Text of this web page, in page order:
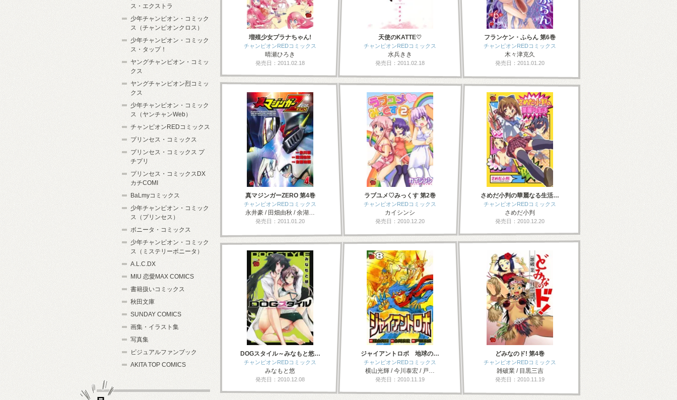
増殖少女プラナちゃん!
チャンピオンREDコミックス
晴瀬ひろき
発売日：2011.02.18
天使のKATTE♡
チャンピオンREDコミックス
水兵きき
発売日：2011.02.18
フランケン・ふらん 第6巻
チャンピオンREDコミックス
木々津克久
発売日：2011.01.20
真マジンガーZERO 第4巻
チャンピオンREDコミックス
永井豪 / 田畑由秋 / 余湖…
発売日：2011.01.20
ラブユメ♡みっくす 第2巻
チャンピオンREDコミックス
カイシンシ
発売日：2010.12.20
さめだ小判の華麗なる生活…
チャンピオンREDコミックス
さめだ小判
発売日：2010.12.20
DOGスタイル～みなもと悠…
チャンピオンREDコミックス
みなもと悠
発売日：2010.12.08
ジャイアントロボ 地球の…
チャンピオンREDコミックス
横山光輝 / 今川泰宏 / 戸…
発売日：2010.11.19
どみなのド! 第4巻
チャンピオンREDコミックス
雑破業 / 目黒三吉
発売日：2010.11.19
ス・エクストラ
少年チャンピオン・コミック
ス（チャンピオンクロス）
少年チャンピオン・コミック
ス・タップ！
ヤングチャンピオン・コミッ
クス
ヤングチャンピオン烈コミッ
クス
少年チャンピオン・コミック
ス（ヤンチャンWeb）
チャンピオンREDコミックス
プリンセス・コミックス
プリンセス・コミックス プ
チプリ
プリンセス・コミックスDX
カチCOMI
BaLmyコミックス
少年チャンピオン・コミック
ス（プリンセス）
ボニータ・コミックス
少年チャンピオン・コミック
ス（ミステリーボニータ）
A.L.C.DX
MIU 恋愛MAX COMICS
書籍扱いコミックス
秋田文庫
SUNDAY COMICS
画集・イラスト集
写真集
ビジュアルファンブック
AKITA TOP COMICS